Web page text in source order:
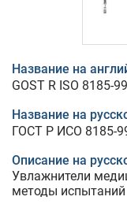
Название на
GOST R ISO 8185-99
Название на
ГОСТ Р ИСО 8185-
Описание на
Увлажнители
методы испытаний